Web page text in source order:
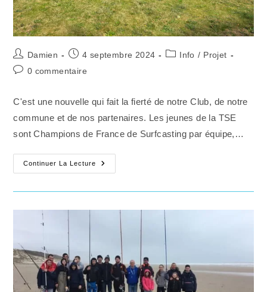
Auteur/autrice
de
Damien
Publication
publiée :
4 septembre 2024
PostInfo / Projet
Commentaires
publication :
0 commentaire
C'est une nouvelle qui fait la fierté de notre Club, de notre
commune et de nos partenaires. Les jeunes de la TSE
sont Champions de France de Surfcasting par équipe,…
Continuer La Lecture
LES
JEUNES
LA
EQUIHENNOISE
SONT
CHAMPIONS
FRANCE
DE
SURFCASTING
2024
!!